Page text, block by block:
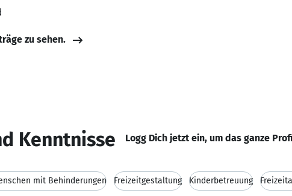
zu sehen.
Kenntnisse Logg Dich jetzt ein, um das ganze
mit Behinderungen Freizeitgestaltung Kinderbetreuung